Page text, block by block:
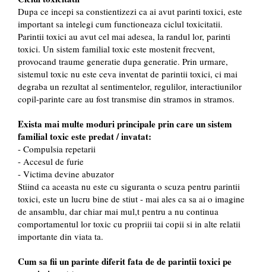
Dupa ce incepi sa constientizezi ca ai avut parinti toxici, este
important sa intelegi cum functioneaza ciclul toxicitatii.
Parintii toxici au avut cel mai adesea, la randul lor, parinti
toxici. Un sistem familial toxic este mostenit frecvent,
provocand traume generatie dupa generatie. Prin urmare,
sistemul toxic nu este ceva inventat de parintii toxici, ci mai
degraba un rezultat al sentimentelor, regulilor, interactiunilor
copil-parinte care au fost transmise din stramos in stramos.
Exista mai multe moduri principale prin care un sistem
familial toxic este predat / invatat:
- Compulsia repetarii
- Accesul de furie
- Victima devine abuzator
Stiind ca aceasta nu este cu siguranta o scuza pentru parintii
toxici, este un lucru bine de stiut - mai ales ca sa ai o imagine
de ansamblu, dar chiar mai mul,t pentru a nu continua
comportamentul lor toxic cu propriii tai copii si in alte relatii
importante din viata ta.
Cum sa fii un parinte diferit fata de de parintii toxici pe